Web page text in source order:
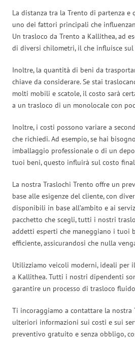
La distanza tra la Trento di partenza e
uno dei fattori principali che
Un trasloco da Trento a Kallithea, ad
di diversi chilometri, il che influisce
Inoltre, la quantità di beni da
chiave da considerare. Se stai
molti mobili e scatole, il costo sarà
a un trasloco di un monolocale con
Inoltre, i costi possono variare a
che richiedi. Ad esempio, se hai
imballaggio professionale o di un
tuoi beni, questo influirà sul costo
La nostra Traslochi Trento offre un
base alle esigenze del cliente, con
disponibili in base all’ambito e ai
pacchetto che scegli, tutti i nostri
addetti esperti che maneggiano i tuoi
efficiente, assicurandosi che nulla
Utilizziamo veicoli moderni, ideali per
a Kallithea. Tutti i nostri dipendenti
garantire un processo di trasloco
Ti incoraggiamo a contattare la nostra
ulteriori informazioni sui costi e sui
preventivo gratuito e senza obbligo,